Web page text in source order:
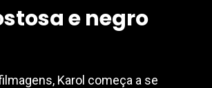
e negro
Karol começa a se